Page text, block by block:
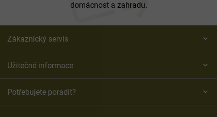
domácnost a zahradu.
Zákaznický servis
Užitečné informace
Potřebujete poradit?